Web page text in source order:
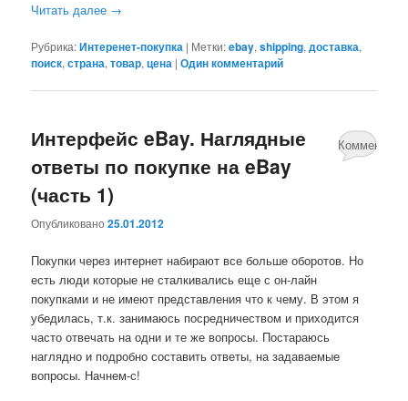
Читать далее →
Рубрика:Интеренет-покупка | Метки:ebay,shipping,доставка,
поиск,страна,товар,цена |Один комментарий
Интерфейс eBay. Наглядные
ответы по покупке на eBay
(часть 1)
Опубликовано25.01.2012
Покупки через интернет набирают все больше оборотов. Но
есть люди которые не сталкивались еще с он-лайн
покупками и не имеют представления что к чему. В этом я
убедилась, т.к. занимаюсь посредничеством и приходится
часто отвечать на одни и те же вопросы. Постараюсь
наглядно и подробно составить ответы, на задаваемые
вопросы. Начнем-с!